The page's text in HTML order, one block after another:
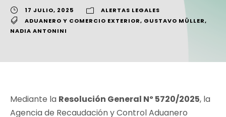
17 JULIO, 2025
ALERTAS LEGALES
ADUANERO Y COMERCIO EXTERIOR, GUSTAVO MÜLLER,
NADIA ANTONINI
Mediante la Resolución General Nº 5720/2025, la
Agencia de Recaudación y Control Aduanero